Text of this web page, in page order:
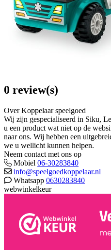
0 review(s)
Over Koppelaar speelgoed
Wij zijn gespecialiseerd in Siku,
u een product wat niet op de
naar ons. Wij hebben een
we u wellicht kunnen helpen.
Neem contact met ons op
Mobiel 06-30283840
info@speelgoedkoppelaar.nl
Whatsapp 0630283840
webwinkelkeur